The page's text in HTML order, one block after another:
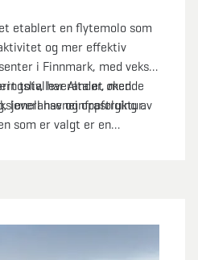
etablert en flytemolo som
og mer effektiv
i Finnmark, med vekst
har Alta et økende
havneinfrastruktur.
totalleverandør, med
leveranse og oppfølging av
som er valgt er en